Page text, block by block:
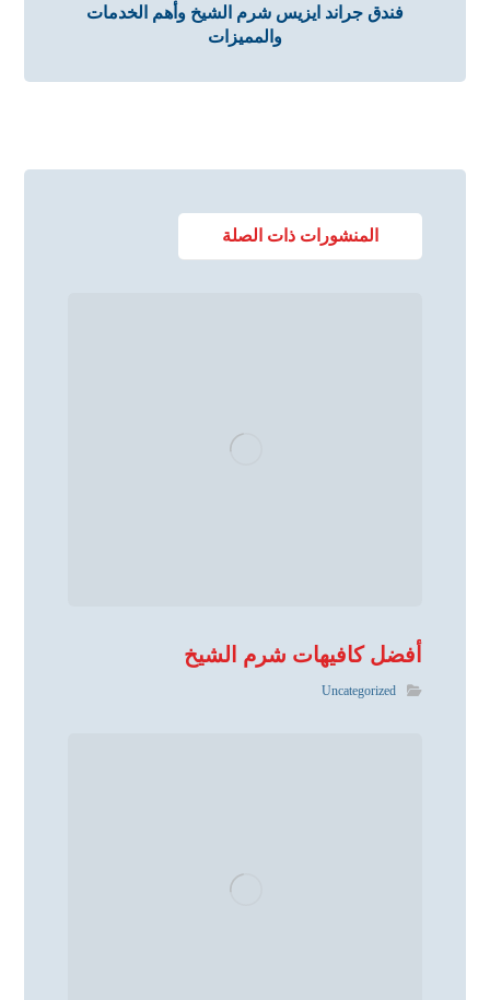
فندق جراند ايزيس شرم الشيخ وأهم الخدمات
والمميزات
المنشورات ذات الصلة
أفضل كافيهات شرم الشيخ
Uncategorized